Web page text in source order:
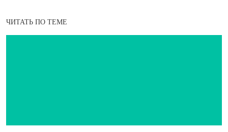
ЧИТАТЬ ПО ТЕМЕ